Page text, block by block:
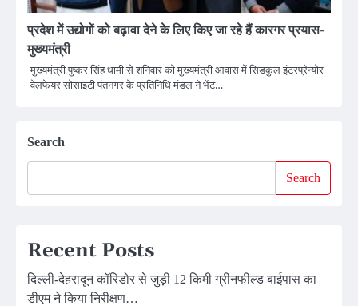
प्रदेश में उद्योगों को बढ़ावा देने के लिए किए जा रहे हैं कारगर प्रयास-
मुख्यमंत्री
मुख्यमंत्री पुष्कर सिंह धामी से शनिवार को मुख्यमंत्री आवास में सिडकुल इंटरप्रेन्योर
वेलफेयर सोसाइटी पंतनगर के प्रतिनिधि मंडल ने भेंट…
Search
Search
Recent Posts
दिल्ली-देहरादून कॉरिडोर से जुड़ी 12 किमी ग्रीनफील्ड बाईपास का
डीएम ने किया निरीक्षण…